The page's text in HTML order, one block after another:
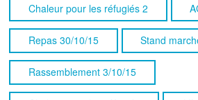
Chaleur pour les réfugiés 2
Repas 30/10/15 Stand
Rassemblement 3/10/15